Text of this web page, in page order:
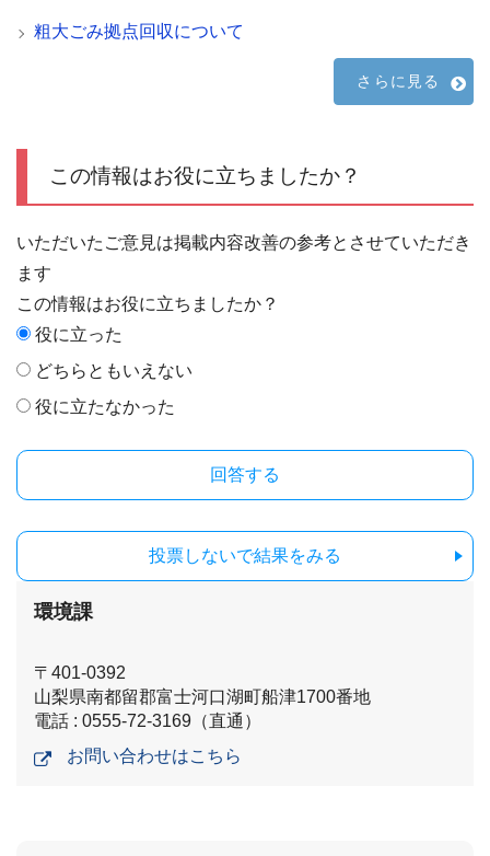
粗大ごみ拠点回収について
さらに見る
この情報はお役に立ちましたか？
いただいたご意見は掲載内容改善の参考とさせていただき
ます
この情報はお役に立ちましたか？
役に立った
どちらともいえない
役に立たなかった
投票しないで結果をみる
環境課
〒401-0392
山梨県南都留郡富士河口湖町船津1700番地
電話 : 0555-72-3169（直通）
お問い合わせはこちら